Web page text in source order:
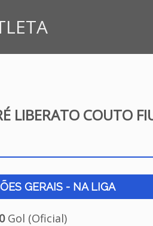
LIBERATO COUTO
GERAIS - NA LIGA
0Gol (Oficial)